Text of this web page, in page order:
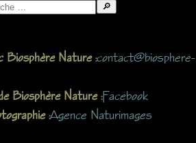
Biosphère Nature :contact@biosphere-
Biosphère Nature :Facebook
:Agence Naturimages